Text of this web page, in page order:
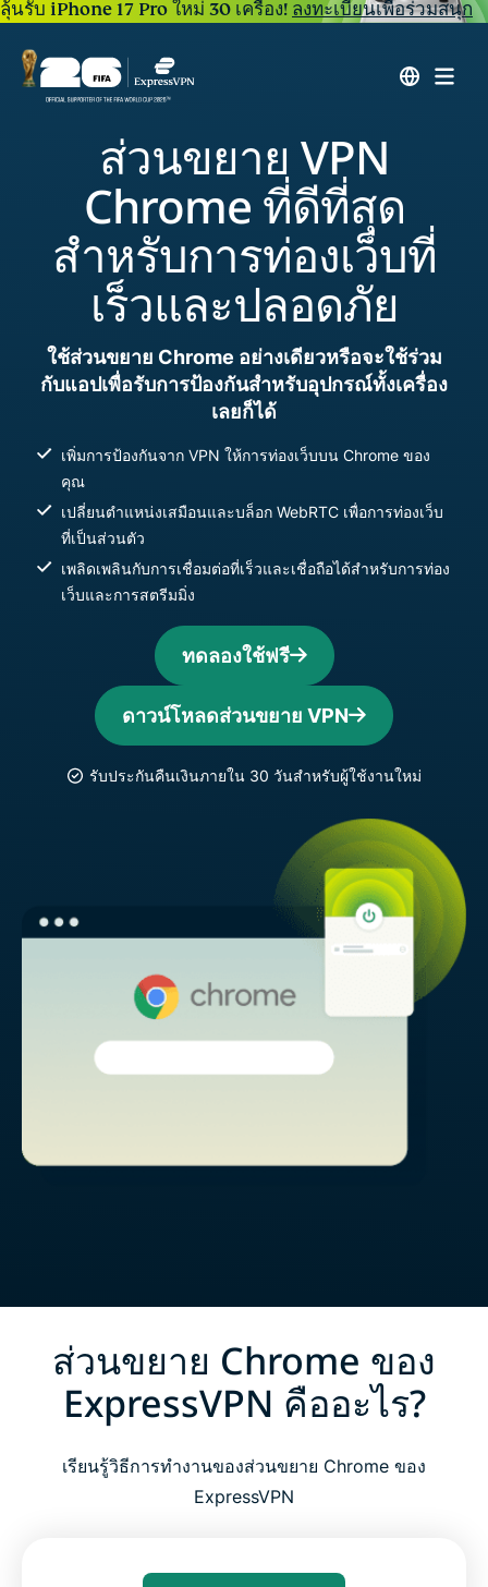
ลุ้นรับ iPhone 17 Pro ใหม่ 30 เครื่อง! ลงทะเบียนเพื่อร่วมสนุก
ส่วนขยาย VPN
Chrome ที่ดีที่สุด
สำหรับการท่องเว็บที่
เร็วและปลอดภัย
ใช้ส่วนขยาย Chrome อย่างเดียวหรือจะใช้ร่วม
กับแอปเพื่อรับการป้องกันสำหรับอุปกรณ์ทั้งเครื่อง
เลยก็ได้
เพิ่มการป้องกันจาก VPN ให้การท่องเว็บบน Chrome ของ
คุณ
เปลี่ยนตำแหน่งเสมือนและบล็อก WebRTC เพื่อการท่องเว็บ
ที่เป็นส่วนตัว
เพลิดเพลินกับการเชื่อมต่อที่เร็วและเชื่อถือได้สำหรับการท่อง
เว็บและการสตรีมมิ่ง
ทดลองใช้ฟรี
ดาวน์โหลดส่วนขยาย VPN
รับประกันคืนเงินภายใน 30 วันสำหรับผู้ใช้งานใหม่
ส่วนขยาย Chrome ของ
ExpressVPN คืออะไร?
เรียนรู้วิธีการทำงานของส่วนขยาย Chrome ของ
ExpressVPN